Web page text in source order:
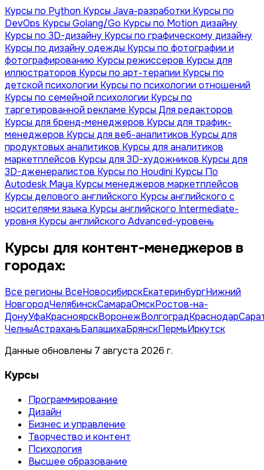
Курсы по Python Курсы Java-разработки Курсы по
DevOps Курсы Golang/Go Курсы по Motion дизайну
Курсы по 3D-дизайну Курсы по графическому дизайну
Курсы по дизайну одежды Курсы по фотографии и
фотографированию Курсы режиссеров Курсы для
иллюстраторов Курсы по арт-терапии Курсы по
детской психологии Курсы по психологии отношений
Курсы по семейной психологии Курсы по
таргетированной рекламе Курсы Для редакторов
Курсы для бренд-менеджеров Курсы для трафик-
менеджеров Курсы для веб-аналитиков Курсы для
продуктовых аналитиков Курсы для аналитиков
маркетплейсов Курсы для 3D-художников Курсы для
3D-дженералистов Курсы по Houdini Курсы По
Autodesk Maya Курсы менеджеров маркетплейсов
Курсы делового английского Курсы английского с
носителями языка Курсы английского Intermediate-
уровня Курсы английского Advanced-уровень
Курсы для контент-менеджеров в
городах:
Все регионы ВсеНовосибирскЕкатеринбургНижний
НовгородЧелябинскСамараОмскРостов-на-
ДонуУфаКрасноярскВоронежВолгоградКраснодар
ЧелныАстраханьБалашихаБрянскПермьИркутск
Данные обновлены 7 августа 2026 г.
Курсы
Программирование
Дизайн
Бизнес и управление
Творчество и контент
Психология
Высшее образование